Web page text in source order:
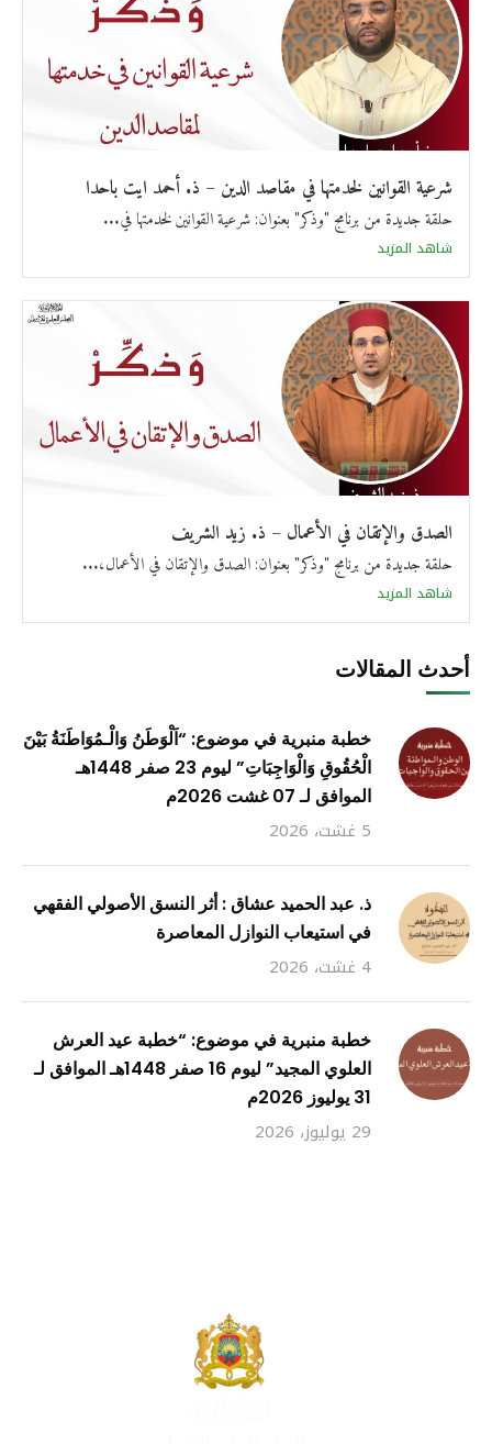
شرعية القوانين لخدمتها في مقاصد الدين – ذ. أحمد ايت باحدا
حلقة جديدة من برنامج "وذكر" بعنوان: شرعية القوانين لخدمتها في...
شاهد المزيد
الصدق والإتقان في الأعمال – ذ. زيد الشريف
حلقة جديدة من برنامج "وذكر" بعنوان: الصدق والإتقان في الأعمال،...
شاهد المزيد
أحدث المقالات
خطبة منبرية في موضوع: “اَلْوَطَنُ وَالْـمُوَاطَنَةُ بَيْنَ
الْحُقُوقِ وَالْوَاجِبَاتِ” ليوم 23 صفر 1448هـ
الموافق لـ 07 غشت 2026م
5 غشت، 2026
ذ. عبد الحميد عشاق : أثر النسق الأصولي الفقهي
في استيعاب النوازل المعاصرة
4 غشت، 2026
خطبة منبرية في موضوع: “خطبة عيد العرش
العلوي المجيد” ليوم 16 صفر 1448هـ الموافق لـ
31 يوليوز 2026م
29 يوليوز، 2026